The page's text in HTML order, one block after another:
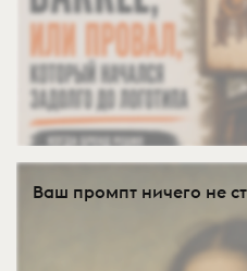
Ваш промпт ничего не